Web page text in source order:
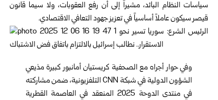
سياسات النظام البائد، مشيراً إلى أن رفع العقوبات، ولا سيما قانون
قيصر سيكون عاملاً أساسياً في تعزيز جهود التعافي الاقتصادي.
وفي حوار أجراه مع الصحفية كريستيان أمانبور كبيرة مذيعي
الشؤون الدولية في شبكة CNN التلفزيونية، ضمن مشاركته
في منتدى الدوحة 2025 المنعقد في العاصمة القطرية